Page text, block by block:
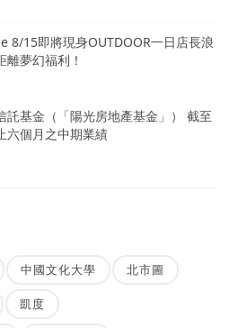
8/15即將現身OUTDOOR一日店長浪
夢幻福利！
託基金（「陽光房地產基金」） 截至
六個月之中期業績
中國文化大學 北市圖
凱度